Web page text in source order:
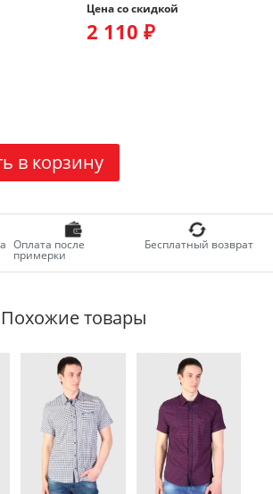
Цена со скидкой
2 110 ₽
в корзину
Оплата после
примерки
Бесплатный возврат
Похожие товары